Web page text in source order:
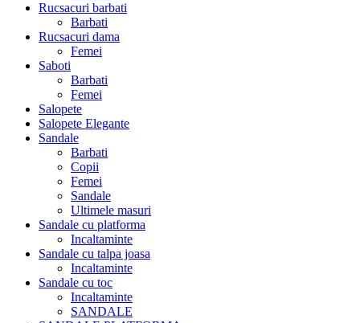
Rucsacuri barbati
Barbati
Rucsacuri dama
Femei
Saboti
Barbati
Femei
Salopete
Salopete Elegante
Sandale
Barbati
Copii
Femei
Sandale
Ultimele masuri
Sandale cu platforma
Incaltaminte
Sandale cu talpa joasa
Incaltaminte
Sandale cu toc
Incaltaminte
SANDALE